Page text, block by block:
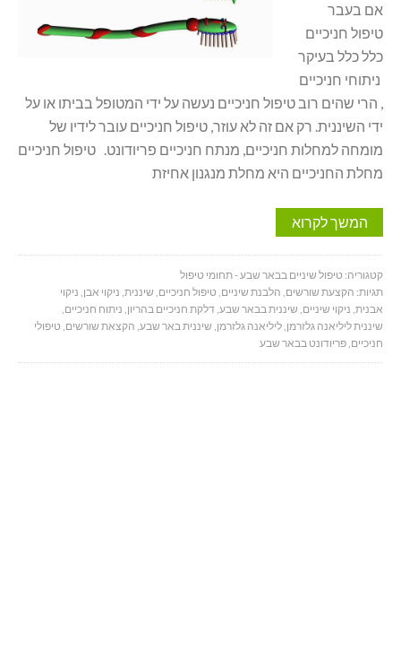
אם בעבר
טיפול חניכיים
כלל כלל בעיקר
ניתוחי חניכיים
, הרי שהים רוב טיפול חניכיים נעשה על ידי המטופל בביתו או על
ידי השיננית. רק אם זה לא עוזר, טיפול חניכיים עובר לידיו של
מומחה למחלות חניכיים, מנתח חניכיים פריודונט. טיפול חניכיים
מחלת החניכיים היא מחלת מנגנון אחיזת
המשך לקרוא
קטגוריה: טיפול שיניים בבאר שבע - תחומי טיפול
תגיות: הקצעת שורשים, הלבנת שיניים, טיפול חניכיים, שיננית, ניקוי אבן, ניקוי
אבנית, ניקוי שיניים, שיננית בבאר שבע,דלקת חניכיים בהריון, ניתוח חניכיים,
שיננית ליליאנה גלזרמן,ליליאנה גלזרמן, שיננית באר שבע, הקצאת שורשים, טיפולי
חניכיים,פריודונט בבאר שבע